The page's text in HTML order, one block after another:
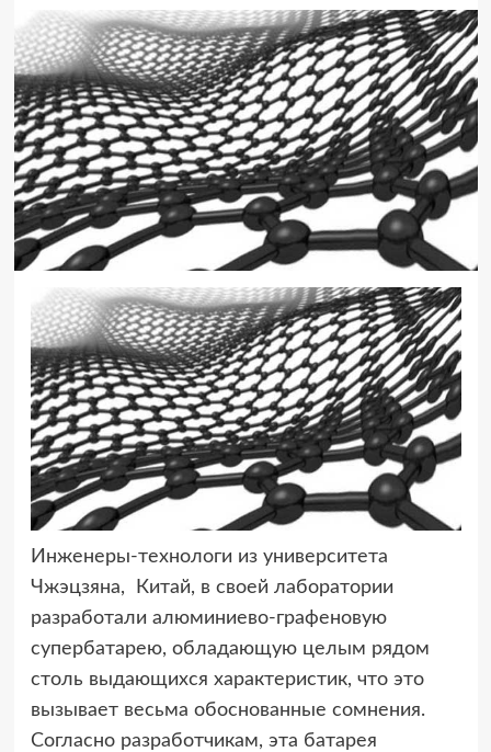
Инженеры-технологи из университета
Чжэцзяна, Китай, в своей лаборатории
разработали алюминиево-графеновую
супербатарею, обладающую целым рядом
столь выдающихся характеристик, что это
вызывает весьма обоснованные сомнения.
Согласно разработчикам, эта батарея